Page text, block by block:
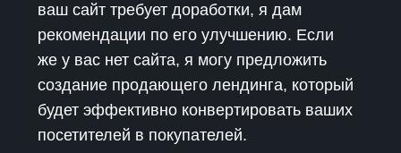
ваш сайт требует доработки, я дам
рекомендации по его улучшению. Если
же у вас нет сайта, я могу предложить
создание продающего лендинга, который
будет эффективно конвертировать ваших
посетителей в покупателей.